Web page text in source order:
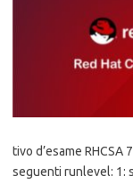
tivo d’esame RHCSA
seguenti runlevel: 1: